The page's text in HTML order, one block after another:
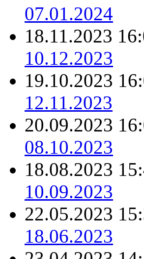
07.01.2024
18.11.2023
10.12.2023
19.10.2023
12.11.2023
20.09.2023
08.10.2023
18.08.2023
10.09.2023
22.05.2023
18.06.2023